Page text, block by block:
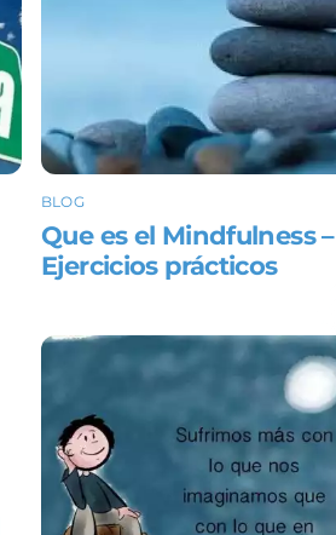
BLOG
Que es el Mindfulness –
Ejercicios prácticos